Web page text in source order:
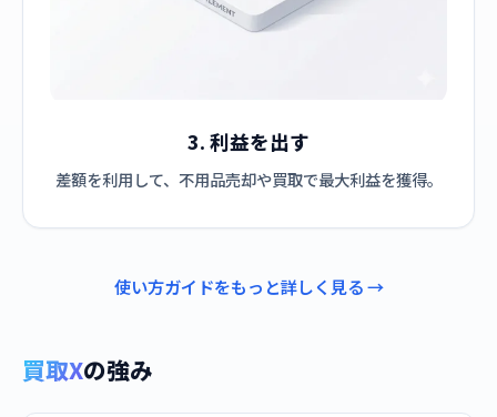
3. 利益を出す
差額を利用して、不用品売却や買取で最大利益を獲得。
使い方ガイドをもっと詳しく見る →
買取Xの強み